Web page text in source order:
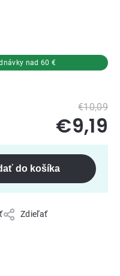
do košíka
Zdieľať
nad 60 €
€10,09
€9,19